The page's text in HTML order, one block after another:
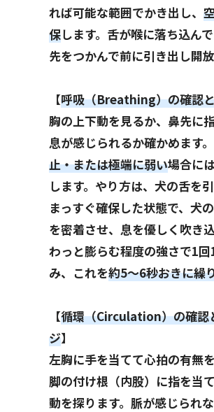
れば可能な範囲でかき出し、
保します。舌が喉に落ち込ん
先をつかんで前に引き出し開放
【呼吸（Breathing）の確認
胸の上下動を見るか、鼻先に
息が感じられるか確かめます
止・または極端に弱い場合に
します。やり方は、犬の舌を
まっすぐ確保した状態で、犬
を密着させ、息を優しく吹き
わっと膨らむ程度の強さで1
み、これを約5～6秒おきに繰
【循環（Circulation）の確認
ジ】
左胸に手を当てて心拍の有無
脚の付け根（内股）に指を当
動を探ります。脈が感じられ